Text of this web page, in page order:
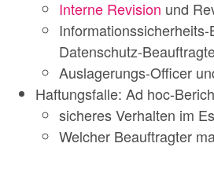
Interne Revision und
Datenschutz-
Auslagerungs-Officer
Haftungsfalle: Ad hoc-
sicheres Verhalten im
Welcher Beauftragter